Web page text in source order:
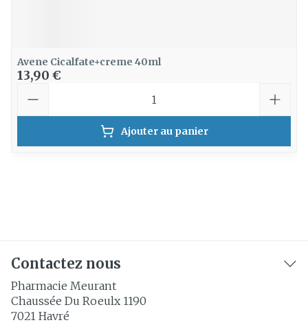
Avene Cicalfate+creme 40ml
13,90 €
Ajouter au panier
Contactez nous
Pharmacie Meurant
Chaussée Du Roeulx 1190
7021 Havré